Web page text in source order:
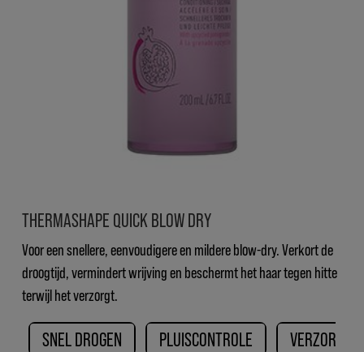
THERMASHAPE QUICK BLOW DRY
Voor een snellere, eenvoudigere en mildere blow-dry. Verkort de
droogtijd, vermindert wrijving en beschermt het haar tegen hitte
terwijl het verzorgt.
SNEL DROGEN PLUISCONTROLE VERZORGING